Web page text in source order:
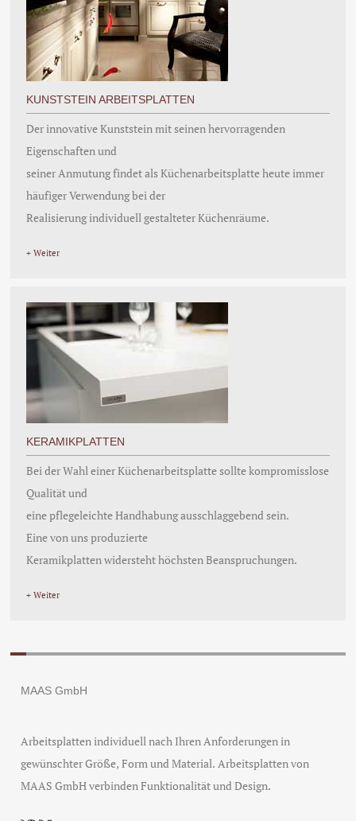
KUNSTSTEIN ARBEITSPLATTEN
Der innovative Kunststein mit seinen hervorragenden
Eigenschaften und
seiner Anmutung findet als Küchenarbeitsplatte heute immer
häufiger Verwendung bei der
Realisierung individuell gestalteter Küchenräume.
+ Weiter
KERAMIKPLATTEN
Bei der Wahl einer Küchenarbeitsplatte sollte kompromisslose
Qualität und
eine pflegeleichte Handhabung ausschlaggebend sein.
Eine von uns produzierte
Keramikplatten widersteht höchsten Beanspruchungen.
+ Weiter
MAAS GmbH
Arbeitsplatten individuell nach Ihren Anforderungen in
gewünschter Größe, Form und Material. Arbeitsplatten von
MAAS GmbH verbinden Funktionalität und Design.